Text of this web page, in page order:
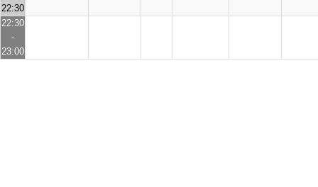
22:30
22:30
-
23:00